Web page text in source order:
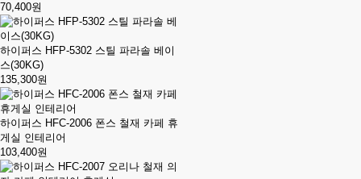
70,400원
하이퍼스 HFP-5302 스틸 파라솔 베이
스(30KG)
135,300원
하이퍼스 HFC-2006 폰스 철재 카페 휴
게실 인테리어
103,400원